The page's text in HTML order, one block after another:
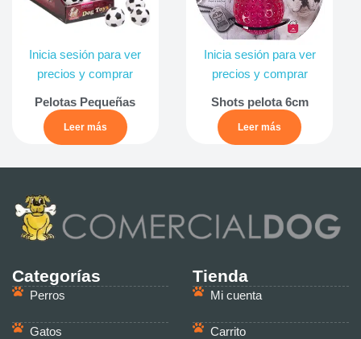
Inicia sesión para ver
precios y comprar
Pelotas Pequeñas
Leer más
Inicia sesión para ver
precios y comprar
Shots pelota 6cm
Leer más
Categorías
Perros
Gatos
Tienda
Mi cuenta
Carrito